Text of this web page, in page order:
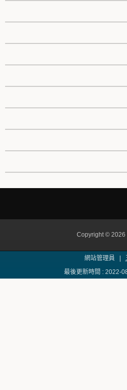
Copyright © 2026
網站管理員 |
最後更新時間 : 2022-